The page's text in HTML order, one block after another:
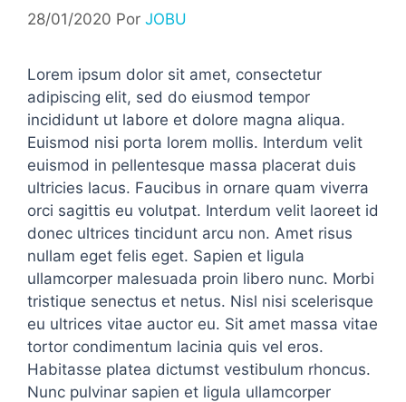
28/01/2020 Por JOBU
Lorem ipsum dolor sit amet, consectetur
adipiscing elit, sed do eiusmod tempor
incididunt ut labore et dolore magna aliqua.
Euismod nisi porta lorem mollis. Interdum velit
euismod in pellentesque massa placerat duis
ultricies lacus. Faucibus in ornare quam viverra
orci sagittis eu volutpat. Interdum velit laoreet id
donec ultrices tincidunt arcu non. Amet risus
nullam eget felis eget. Sapien et ligula
ullamcorper malesuada proin libero nunc. Morbi
tristique senectus et netus. Nisl nisi scelerisque
eu ultrices vitae auctor eu. Sit amet massa vitae
tortor condimentum lacinia quis vel eros.
Habitasse platea dictumst vestibulum rhoncus.
Nunc pulvinar sapien et ligula ullamcorper